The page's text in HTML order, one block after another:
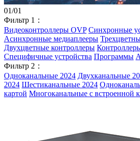
01/01
Фильтр 1：
Видеоконтроллеры OVP Синхронные
Асинхронные медиаплееры
Двухцветные контроллеры
Специфичные устройства Программы
Фильтр 2：
Одноканальные 2024 Двухканальные
2024 Шестиканальные 2024
картой Многоканальные с встроенной